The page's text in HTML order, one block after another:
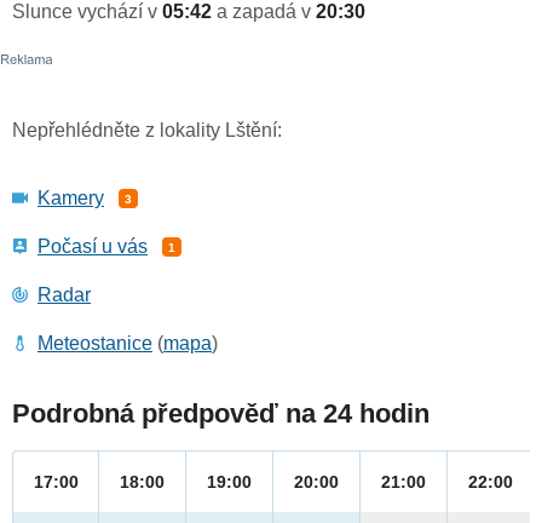
Slunce vychází v 05:42 a zapadá v 20:30
Nepřehlédněte z lokality Lštění:
Kamery 3
Počasí u vás 1
Radar
Meteostanice (mapa)
Podrobná předpověď na 24 hodin
17:00 18:00 19:00 20:00 21:00 22:00